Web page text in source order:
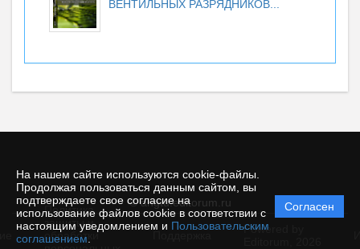
На нашем сайте используются cookie-файлы.
Продолжая пользоваться данным сайтом, вы
подтверждаете свое согласие на
использование файлов cookie в соответствии с
настоящим уведомлением и Пользовательским
соглашением
Согласен
ВЕНТИЛЬНЫХ РАЗРЯДНИКОВ...
© angtu.editorum.ru
Политика
защиты и
обработки
Powered by